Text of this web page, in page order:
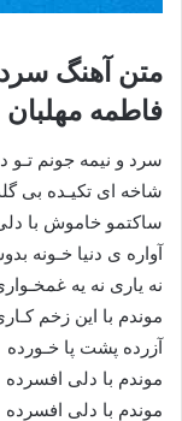
متن آهنگ
فاطمه مهلبان
سرد و نیمه جونم
شاخه ای تکیـده بی
ساکتمو خاموش با
آواره ی دنیا خـونه
نه یاری نه یه
موندم با این زخم
آزرده پشت پا
موندم با دلی
موندم با دلی